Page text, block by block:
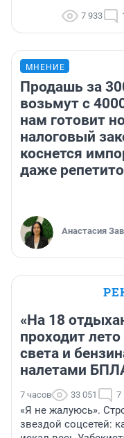
7 933
МНЕНИЕ
Продашь за
возьмут с
нам готовит
налоговый
коснется
даже
Анастасия
«На 18
проходит
света и
налетами
7 часов 33 051 7
«Я не жалуюсь».
звездой соцсетей: